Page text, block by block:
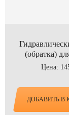
(обратка)
Цена:
ДОБАВИТЬ В